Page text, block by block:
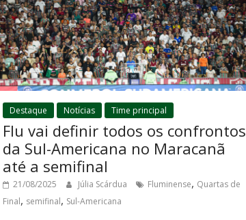
Destaque Notícias Time principal
Flu vai definir todos os confrontos
da Sul-Americana no Maracanã
até a semifinal
21/08/2025 Júlia Scárdua Fluminense, Quartas de
Final, semifinal, Sul-Americana